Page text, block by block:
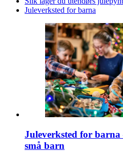
Juleverksted for barna
Juleverksted for
små barn